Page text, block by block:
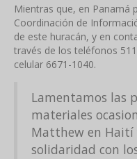
Mientras que, en Panamá
Coordinación de
de este huracán, y en
través de los teléfonos
celular 6671-1040.
Lamentamos las
materiales
Matthew en Haití
solidaridad con